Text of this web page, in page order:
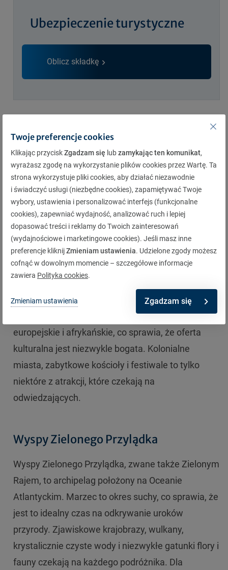
Ubezpieczenie turystyczne
Oblicz składkę
Marzec to doskonały czas, aby oderwać się od
zimowych realiów i poszukać słońca w bardziej
egzotycznych zakątkach świata.
Dominikana
Dominikana to karaibska perła, znana z białych
plaż, turkusowych wód i gościnności miejscowej
temperatura wody przyjemna do kąpieli. Ponadto,
Dominikana to miejsce, gdzie spotykają się wpływy
europejskie i afrykańskie, co sprawia, że oferta
kulturalna jest niezwykle bogata. Kolonialne
miasta, zabytkowe kościoły i festiwale to tylko
niektóre z atrakcji, które czekają na
odwiedzających.
Wyspy Zielonego Przylądka
Wyspy Zielonego Przylądka, zwane także Zielonym
Rajem, to archipelag położony na Oceanie
Atlantyckim. Marzec to okres suchy, co sprawia, że
jest to idealny czas na odkrywanie uroków
przyrody. Zjawiskowe krajobrazy, wulkany,
krystalicznie czyste wody i niezwykłe gatunki flory i
fauny czekają na każdego podróżnika. Dla
Twoje preferencje cookies
Klikając przyciskZgadzam się lubzamykając ten komunikat,
wyrażasz zgodę na wykorzystanie plików cookies przez Wartę. Ta
strona wykorzystuje pliki cookies, aby działać niezawodnie
i świadczyć usługi (niezbędne cookies), zapamiętywać Twoje
wybory, ustawienia i personalizować interfejs (funkcjonalne
cookies), zapewniać wydajność, analizować ruch i lepiej
dopasować treści i reklamy do Twoich zainteresowań
(wydajnościowe i marketingowe cookies). Jeśli masz inne
preferencje kliknijZmieniam ustawienia. Udzielone zgody możesz
cofnąć w dowolnym momencie – szczegółowe informacje
zawiera Polityka cookies.
Zmieniam ustawienia Zgadzam się